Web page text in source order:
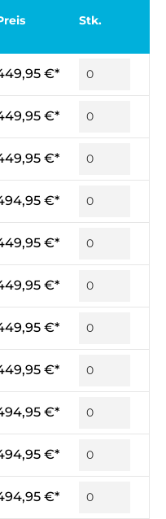
Stk.
€*
€*
€*
€*
€*
€*
€*
€*
€*
€*
€*